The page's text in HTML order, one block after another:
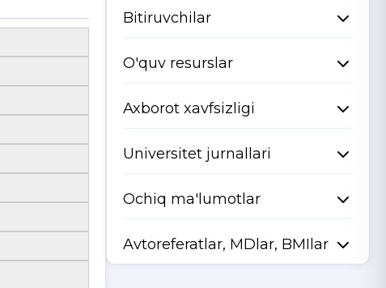
Bitiruvchilar
O'quv resurslar
Axborot xavfsizligi
Universitet jurnallari
Ochiq ma'lumotlar
Avtoreferatlar, MDlar, BMIlar